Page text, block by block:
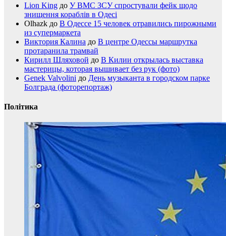
Lion King до У ВМС ЗСУ спростували фейк щодо
знищення кораблів в Одесі
Olhazk до В Одессе 15 человек отравились пирожными
из супермаркета
Виктория Калина до В центре Одессы маршрутка
протаранила трамвай
Кирилл Шляховой до В Килии открылась выставка
мастерицы, которая вышивает без рук (фото)
Genek Valvolini до День музыканта в городском парке
Болграда (фоторепортаж)
Політика